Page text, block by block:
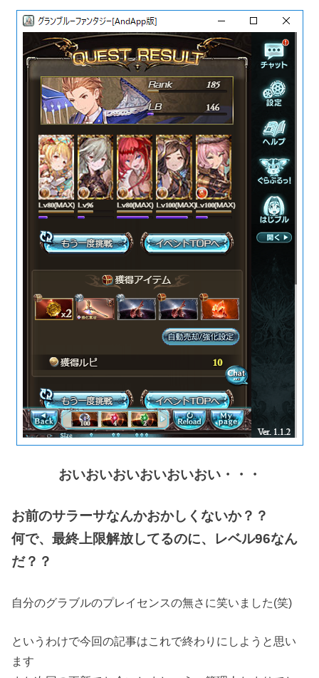
おいおいおいおいおいおい・・・
お前のサラーサなんかおかしくないか？？
何で、最終上限解放してるのに、レベル96なん
だ？？
自分のグラブルのプレイセンスの無さに笑いました(笑)
というわけで今回の記事はこれで終わりにしようと思い
ます